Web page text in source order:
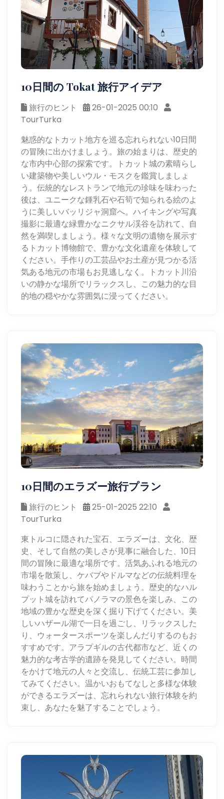
10日間の Tokat 旅行アイデア
旅行のヒント
26-01-2025 00:10
TourTurka
魅惑的なトカット地方を巡る忘れられない10日間
の冒険に出かけましょう。旅の始まりは、歴史的
な市内中心部の探索です。トカット城の素晴らし
い建築物や美しいウル・モスクを鑑賞しましょ
う。伝統的なレストランで地元の珍味を味わった
後は、ユニークな鍾乳石や石筍で知られる絵のよ
うに美しいバッリジャ洞窟へ。ハイキングや写真
撮影に最適な緑豊かなニクサル渓谷を訪れて、自
然を満喫しましょう。様々な文明の遺物を展示す
るトカット博物館で、豊かな文化遺産を体験して
ください。手作りの工芸品やお土産が見つかる活
気ある地元の市場もお見逃しなく。トカット川沿
いの静かな場所でリラックスし、この魅力的な目
的地の穏やかな雰囲気に浸ってください。
10日間のエラズー旅行プラン
旅行のヒント
25-01-2025 22:10
TourTurka
東トルコに隠された宝石、エラズーは、文化、歴
史、そして自然の美しさが見事に融合した、10日
間の冒険に最適な場所です。活気あふれる地元の
市場を散策し、ケバブやドルマなどの伝統料理を
味わうことから旅を始めましょう。歴史的なハル
プット城を訪れてパノラマの景色を楽しみ、この
地域の豊かな歴史を深く掘り下げてください。美
しいハザール湖で一日を過ごし、リラックスした
り、ウォータースポーツを楽しんだりするのもお
すすめです。アラプギルの古代都市など、近くの
魅力的な考古学的遺跡を発見してください。時間
をかけて地元の人々と交流し、伝統工芸に参加し
てみてください。温かいおもてなしと多様な体験
ができるエラズーは、忘れられない旅行体験を約
束し、あなたを魅了することでしょう。